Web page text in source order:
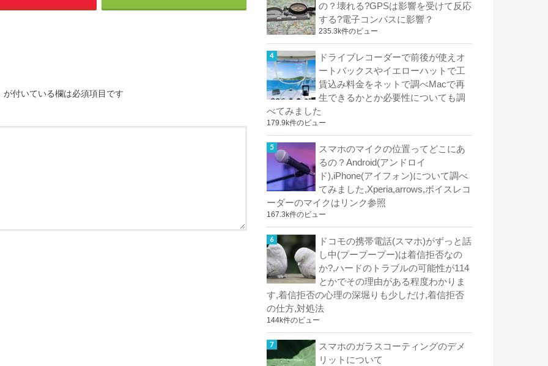
が付いている欄は必須項目です
の？壊れる?GPSは影響を受けて反応
する?電子コンパスに影響？
235.3k件のビュー
ドライブレコーダーで前後が使えオ
ートバックスやイエローハットで工
賃込み料金をネットで調べMacで再
生できるかとか必要性についても調
べてみました
179.9k件のビュー
スマホのマイクの位置ってどこにあ
るの？Android(アンドロイ
ド),iPhone(アイフォン)について調べ
てみました,Xperia,arrows,ボイスレコ
ーダーのマイクはリンク参照
167.3k件のビュー
ドコモの携帯電話(スマホ)がずっと話
し中(プープープー)は着信拒否なの
か?,ハードのトラブルの可能性が114
とかでその理由がある程度わかりま
す,着信拒否の心理の深堀りも少しだけ,着信拒否
の仕方,対処法
144k件のビュー
スマホのガラスコーティングのデメ
リットについて